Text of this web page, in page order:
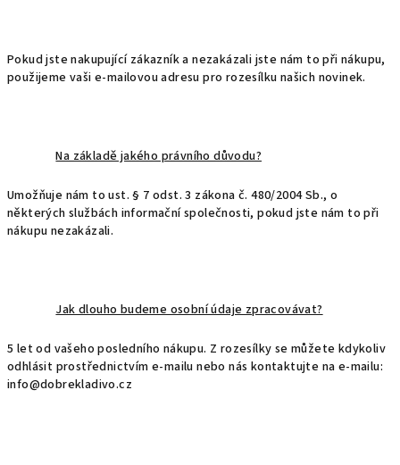
Pokud jste nakupující zákazník a nezakázali jste nám to při nákupu,
použijeme vaši e-mailovou adresu pro rozesílku našich novinek.
Na základě jakého právního důvodu?
Umožňuje nám to ust. § 7 odst. 3 zákona č. 480/2004 Sb., o
některých službách informační společnosti, pokud jste nám to při
nákupu nezakázali.
Jak dlouho budeme osobní údaje zpracovávat?
5 let od vašeho posledního nákupu. Z rozesílky se můžete kdykoliv
odhlásit prostřednictvím e-mailu nebo nás kontaktujte na e-mailu:
info@dobrekladivo.cz